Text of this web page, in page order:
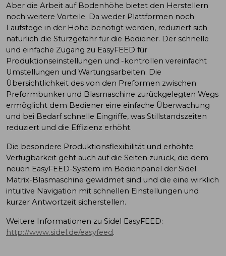
Aber die Arbeit auf Bodenhöhe bietet den Herstellern
noch weitere Vorteile. Da weder Plattformen noch
Laufstege in der Höhe benötigt werden, reduziert sich
natürlich die Sturzgefahr für die Bediener. Der schnelle
und einfache Zugang zu EasyFEED für
Produktionseinstellungen und -kontrollen vereinfacht
Umstellungen und Wartungsarbeiten. Die
Übersichtlichkeit des von den Preformen zwischen
Preformbunker und Blasmaschine zurückgelegten Wegs
ermöglicht dem Bediener eine einfache Überwachung
und bei Bedarf schnelle Eingriffe, was Stillstandszeiten
reduziert und die Effizienz erhöht.
Die besondere Produktionsflexibilität und erhöhte
Verfügbarkeit geht auch auf die Seiten zurück, die dem
neuen EasyFEED-System im Bedienpanel der Sidel
Matrix-Blasmaschine gewidmet sind und die eine wirklich
intuitive Navigation mit schnellen Einstellungen und
kurzer Antwortzeit sicherstellen.
Weitere Informationen zu Sidel EasyFEED:
http://www.sidel.de/easyfeed.